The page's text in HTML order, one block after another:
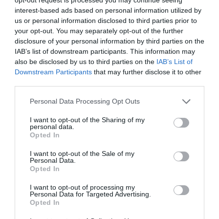
interest-based ads based on personal information utilized by
us or personal information disclosed to third parties prior to
your opt-out. You may separately opt-out of the further
disclosure of your personal information by third parties on the
IAB’s list of downstream participants. This information may
also be disclosed by us to third parties on the IAB’s List of
Downstream Participants that may further disclose it to other
Personal Data Processing Opt Outs
I want to opt-out of the Sharing of my
personal data.
Opted In
I want to opt-out of the Sale of my
Personal Data.
Opted In
I want to opt-out of processing my
Personal Data for Targeted Advertising.
Opted In
Carolina Marín, Mireia Belmonte o Javier
Gómez Noya
Al margen del fútbol, “en los mercados más
importantes para el banco, complementamos los
patrocinios globales con patrocinios más locales,
Londres o eventos de gastronomía y moda en Brasil. En
incluye diversos atletas, entre los que destacan Rafa
Nadal, Carolina Marín, Javier Gómez Noya o Mireia
Belmonte. También cuenta con los campeones del
ciclista Miguel Indurain para activar sus proyectos
vinculados al deporte popular.
elenco de deportistas de alto nivel del Santander, tras
poner fin a su vínculo con Banco Sabadell. Nadal, que
en el pasado ya fue imagen del Banesto -absorbido